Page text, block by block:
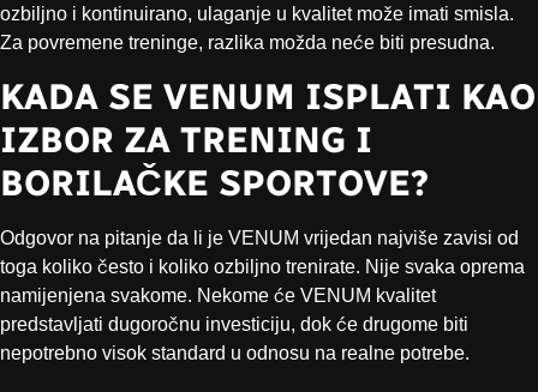
ozbiljno i kontinuirano, ulaganje u kvalitet može imati smisla.
Za povremene treninge, razlika možda neće biti presudna.
KADA SE VENUM ISPLATI KAO
IZBOR ZA TRENING I
BORILAČKE SPORTOVE?
Odgovor na pitanje da li je VENUM vrijedan najviše zavisi od
toga koliko često i koliko ozbiljno trenirate. Nije svaka oprema
namijenjena svakome. Nekome će VENUM kvalitet
predstavljati dugoročnu investiciju, dok će drugome biti
nepotrebno visok standard u odnosu na realne potrebe.